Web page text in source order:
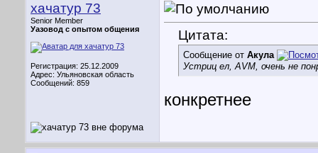
хачатур 73
Senior Member
Уазовод с опытом общения
Регистрация: 25.12.2009
Адрес: Ульяновская область
Сообщений: 859
Цитата:
Сообщение от Акула
Устриц ел, АVM, очень не
конкретнее